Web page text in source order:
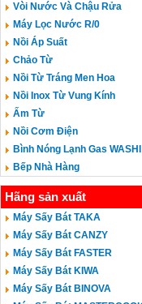
Vòi Nước Và Chậu Rửa
Máy Lọc Nước R/0
Nồi Áp Suất
Chảo Từ
Nồi Từ Tráng Men Hoa
Nồi Inox Từ Vung Kính
Ấm Từ
Nồi Cơm Điện
Bình Nóng Lạnh Gas WASHI
Bếp Nhà Hàng
Hãng sản xuất
Máy Sấy Bát TAKA
Máy Sấy Bát CANZY
Máy Sấy Bát FASTER
Máy Sấy Bát KIWA
Máy Sấy Bát BINOVA